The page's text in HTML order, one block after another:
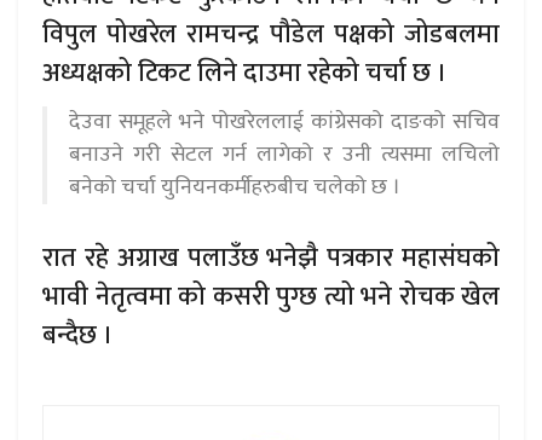
विपुल पोखरेल रामचन्द्र पौडेल पक्षको जोडबलमा
अध्यक्षको टिकट लिने दाउमा रहेको चर्चा छ ।
देउवा समूहले भने पोखरेललाई कांग्रेसको दाङको सचिव
बनाउने गरी सेटल गर्न लागेको र उनी त्यसमा लचिलो
बनेको चर्चा युनियनकर्मीहरुबीच चलेको छ ।
रात रहे अग्राख पलाउँछ भनेझै पत्रकार महासंघको
भावी नेतृत्वमा को कसरी पुग्छ त्यो भने रोचक खेल
बन्दैछ ।